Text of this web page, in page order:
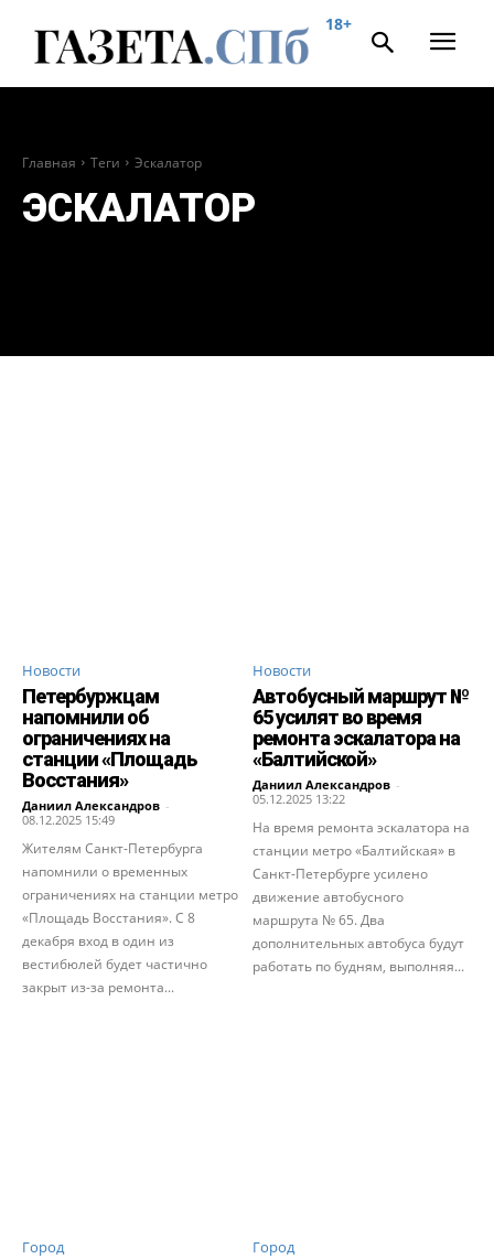
18+
Главная Теги Эскалатор
ЭСКАЛАТОР
Новости
Петербуржцам
напомнили об
ограничениях на
станции «Площадь
Восстания»
Даниил Александров -
08.12.2025 15:49
Жителям Санкт-Петербурга
напомнили о временных
ограничениях на станции метро
«Площадь Восстания». С 8
декабря вход в один из
вестибюлей будет частично
закрыт из-за ремонта...
Новости
Автобусный маршрут №
65 усилят во время
ремонта эскалатора на
«Балтийской»
Даниил Александров -
05.12.2025 13:22
На время ремонта эскалатора на
станции метро «Балтийская» в
Санкт-Петербурге усилено
движение автобусного
маршрута № 65. Два
дополнительных автобуса будут
работать по будням, выполняя...
Город Город